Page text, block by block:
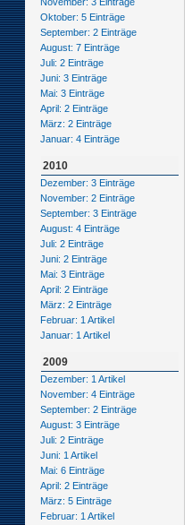
Oktober: 5 Einträge
September: 2 Einträge
August: 7 Einträge
Juli: 2 Einträge
Juni: 3 Einträge
Mai: 3 Einträge
April: 2 Einträge
März: 2 Einträge
Januar: 4 Einträge
2010
Dezember: 3 Einträge
November: 2 Einträge
September: 3 Einträge
August: 4 Einträge
Juli: 2 Einträge
Juni: 2 Einträge
Mai: 3 Einträge
April: 2 Einträge
März: 2 Einträge
Februar: 1 Artikel
Januar: 1 Artikel
2009
Dezember: 1 Artikel
November: 4 Einträge
September: 2 Einträge
August: 3 Einträge
Juli: 2 Einträge
Juni: 1 Artikel
Mai: 6 Einträge
April: 2 Einträge
März: 5 Einträge
Februar: 1 Artikel